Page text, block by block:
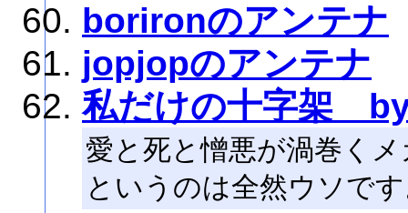
borironのアンテナ
jopjopのアンテナ
私だけの十字架
愛と死と憎悪が渦巻く
というのは全然ウソで